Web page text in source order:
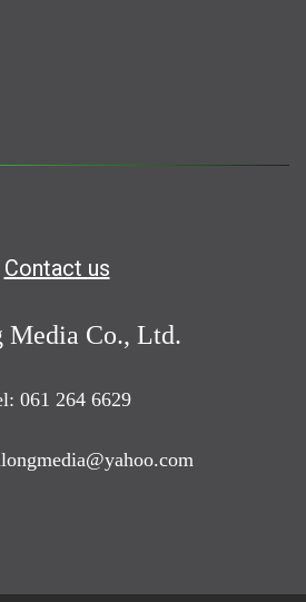
Contact us
Media Co., Ltd.
061 264 6629